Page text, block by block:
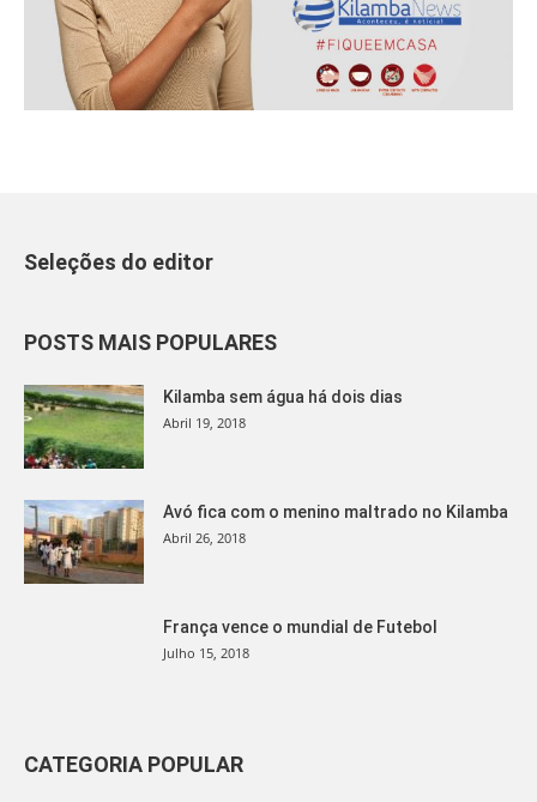
Seleções do editor
POSTS MAIS POPULARES
Kilamba sem água há dois dias
Abril 19, 2018
Avó fica com o menino maltrado no Kilamba
Abril 26, 2018
França vence o mundial de Futebol
Julho 15, 2018
CATEGORIA POPULAR